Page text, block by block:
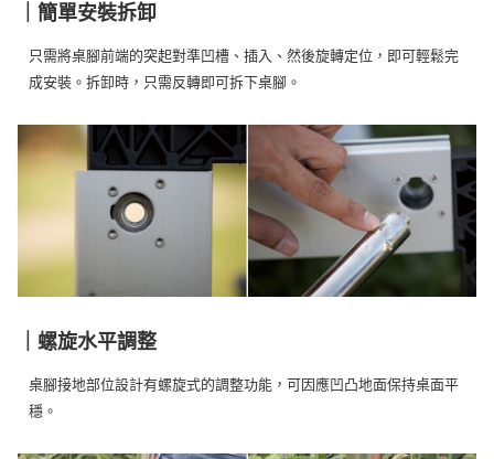
｜簡單安裝拆卸
只需將桌腳前端的突起對準凹槽、插入、然後旋轉定位，即可輕鬆完
成安裝。拆卸時，只需反轉即可拆下桌腳。
｜螺旋水平調整
桌腳接地部位設計有螺旋式的調整功能，可因應凹凸地面保持桌面平
穩。